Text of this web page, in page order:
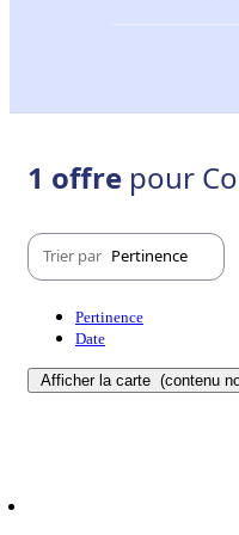
1 offre pour
Trier par Pertinence
Pertinence
Date
Afficher la carte (contenu